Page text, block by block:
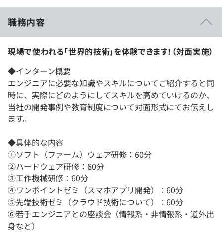
職務内容
現場で使われる「世界的技術」を体験できます！（対面実施）
◆インターン概要
エンジニアに必要な知識やスキルについてご紹介すると同
時に、実際にどのようにしてスキルを高めていけるのか、
当社の開発事例や教育制度について対面形式にてお伝えし
ます。
◆具体的な内容
①ソフト（ファーム）ウェア研修：60分
②ハードウェア研修：60分
③工作機械研修：60分
④ワンポイントゼミ（スマホアプリ開発）：60分
⑤先端技術ゼミ（クラウド技術について）：60分
⑥若手エンジニアとの座談会（情報系・非情報系・道外出
身など）